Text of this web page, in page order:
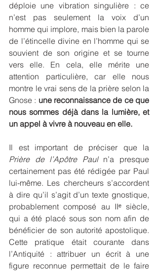
déploie une vibration singulière : ce
n’est pas seulement la voix d’un
homme qui implore, mais bien la parole
de l’étincelle divine en l’homme qui se
souvient de son origine et se tourne
vers elle. En cela, elle mérite une
attention particulière, car elle nous
montre le vrai sens de la prière selon la
Gnose : une reconnaissance de ce que
nous sommes déjà dans la lumière, et
un appel à vivre à nouveau en elle.
Prière de l’Apôtre Paul n’a presque
certainement pas été rédigée par Paul
lui-même. Les chercheurs s’accordent
à dire qu’il s’agit d’un texte gnostique,
probablement composé au IIᵉ siècle,
qui a été placé sous son nom afin de
bénéficier de son autorité apostolique.
Cette pratique était courante dans
l’Antiquité : attribuer un écrit à une
figure reconnue permettait de le faire